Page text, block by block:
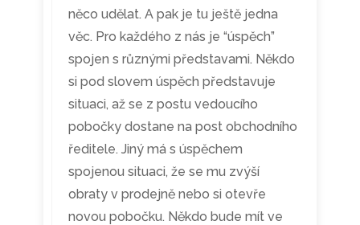
něco udělat. A pak je tu ještě jedna
věc. Pro každého z nás je “úspěch”
spojen s různými představami. Někdo
si pod slovem úspěch představuje
situaci, až se z postu vedoucího
pobočky dostane na post obchodního
ředitele. Jiný má s úspěchem
spojenou situaci, že se mu zvýší
obraty v prodejně nebo si otevře
novou pobočku. Někdo bude mít ve